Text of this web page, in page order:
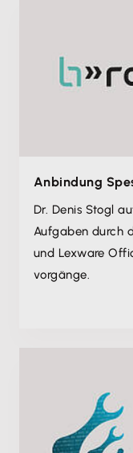
Anbindung
Dr. Denis Stogl
Aufgaben durch
und Lexware
vorgänge.